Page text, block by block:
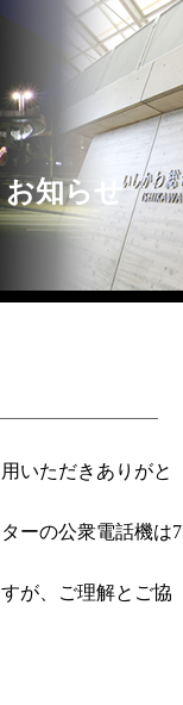
知らせ
いただきありがと
ーの公衆電話機は7
が、ご理解とご協